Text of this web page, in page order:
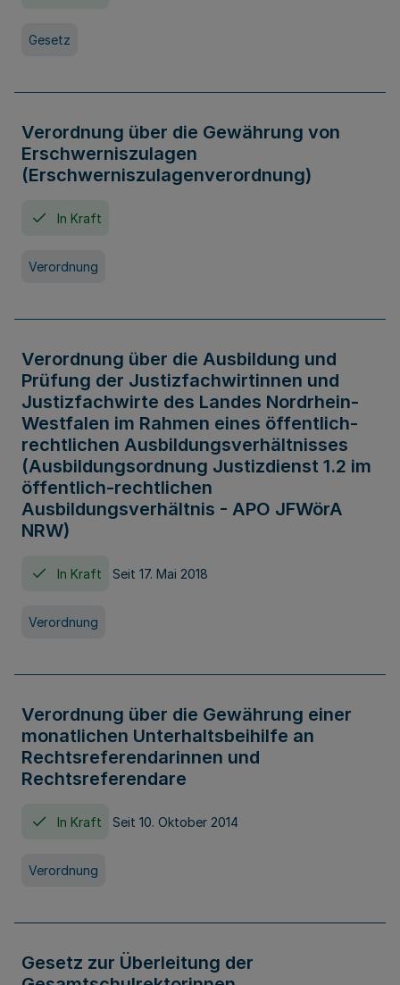
Gesetz
Verordnung über die Gewährung von
Erschwerniszulagen
(Erschwerniszulagenverordnung)
In Kraft
Verordnung
Verordnung über die Ausbildung und
Prüfung der Justizfachwirtinnen und
Justizfachwirte des Landes Nordrhein-
Westfalen im Rahmen eines öffentlich-
rechtlichen Ausbildungsverhältnisses
(Ausbildungsordnung Justizdienst 1.2 im
öffentlich-rechtlichen
Ausbildungsverhältnis - APO JFWörA
NRW)
In Kraft Seit 17. Mai 2018
Verordnung
Verordnung über die Gewährung einer
monatlichen Unterhaltsbeihilfe an
Rechtsreferendarinnen und
Rechtsreferendare
In Kraft Seit 10. Oktober 2014
Verordnung
Gesetz zur Überleitung der